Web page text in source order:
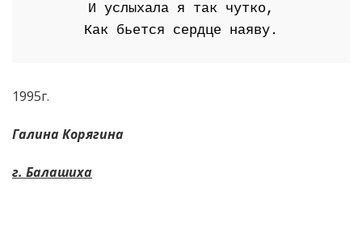
И услыхала я так чутко,
Как бьется сердце наяву.
1995г.
Галина Корягина
г. Балашиха